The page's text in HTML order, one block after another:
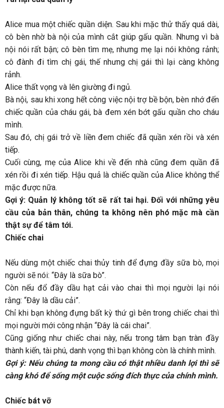
Alice mua một chiếc quần diện. Sau khi mặc thử thấy quá dài,
cô bèn nhờ bà nội của mình cắt giúp gấu quần. Nhưng vì bà
nội nói rất bận; cô bèn tìm mẹ, nhưng mẹ lại nói không rảnh;
cô đành đi tìm chị gái, thế nhưng chị gái thì lại càng không
rảnh.
Alice thất vọng và lên giường đi ngủ.
Bà nội, sau khi xong hết công việc nội trợ bề bộn, bèn nhớ đến
chiếc quần của cháu gái, bà đem xén bớt gấu quần cho cháu
mình.
Sau đó, chị gái trở về liền đem chiếc đã quần xén rồi và xén
tiếp.
Cuối cùng, mẹ của Alice khi về đến nhà cũng đem quần đã
xén rồi đi xén tiếp. Hậu quả là chiếc quần của Alice không thể
mặc được nữa.
Gợi ý: Quản lý không tốt sẽ rất tai hại. Đối với những yêu
cầu của bản thân, chúng ta không nên phó mặc mà cần
thật sự để tâm tới.
Chiếc chai
Nếu dùng một chiếc chai thủy tinh để đựng đầy sữa bò, mọi
người sẽ nói: “Đây là sữa bò”.
Còn nếu đổ đầy dầu hạt cải vào chai thì mọi người lại nói
rằng: “Đây là dầu cải”.
Chỉ khi bạn không đựng bất kỳ thứ gì bên trong chiếc chai thì
mọi người mới công nhận “Đây là cái chai”.
Cũng giống như chiếc chai này, nếu trong tâm bạn tràn đầy
thành kiến, tài phú, danh vọng thì bạn không còn là chính mình.
Gợi ý: Nếu chúng ta mong cầu có thật nhiều danh lợi thì sẽ
càng khó để sống một cuộc sống đích thực của chính mình.
Chiếc bát vỡ